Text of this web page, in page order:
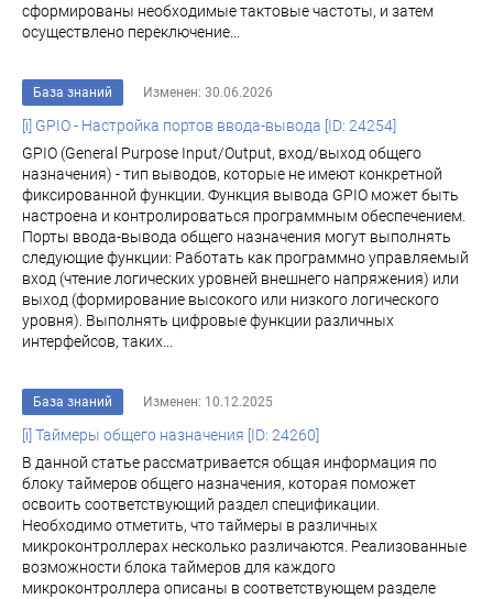
сформированы необходимые тактовые частоты, и затем
осуществлено переключение...
База знаний Изменен: 30.06.2026
[i] GPIO - Настройка портов ввода-вывода [ID: 24254]
GPIO (General Purpose Input/Output, вход/выход общего
назначения) - тип выводов, которые не имеют конкретной
фиксированной функции. Функция вывода GPIO может быть
настроена и контролироваться программным обеспечением.
Порты ввода-вывода общего назначения могут выполнять
следующие функции: Работать как программно управляемый
вход (чтение логических уровней внешнего напряжения) или
выход (формирование высокого или низкого логического
уровня). Выполнять цифровые функции различных
интерфейсов, таких...
База знаний Изменен: 10.12.2025
[i] Таймеры общего назначения [ID: 24260]
В данной статье рассматривается общая информация по
блоку таймеров общего назначения, которая поможет
освоить соответствующий раздел спецификации.
Необходимо отметить, что таймеры в различных
микроконтроллерах несколько различаются. Реализованные
возможности блока таймеров для каждого
микроконтроллера описаны в соответствующем разделе